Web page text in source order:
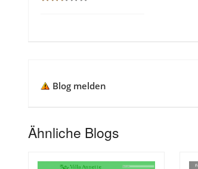
Blog melden
Ähnliche Blogs